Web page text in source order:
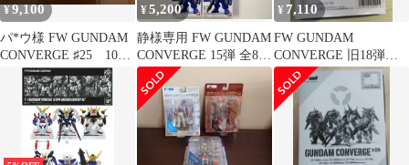
¥9,100
パ*ウ様 FW GUNDAM
CONVERGE ♯25 10個
入りセット 未開封
¥5,200
静様専用 FW GUNDAM
CONVERGE 15弾 全8種
コンプセット
¥ 7,110
FW GUNDAM
CONVERGE 旧18弾
10個入り BOX